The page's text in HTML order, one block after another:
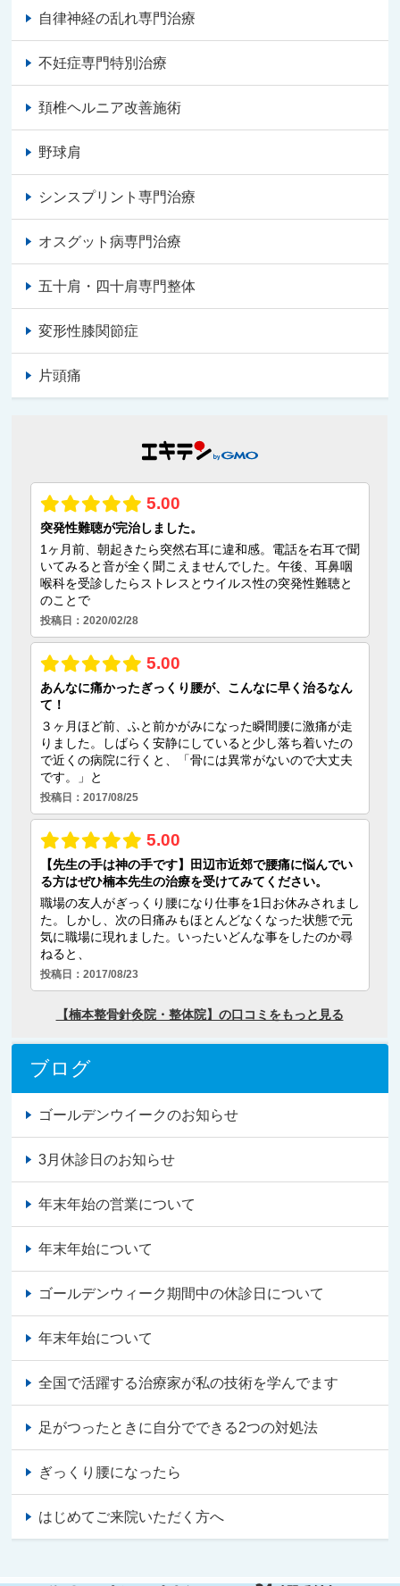
自律神経の乱れ専門治療
不妊症専門特別治療
頚椎ヘルニア改善施術
野球肩
シンスプリント専門治療
オスグット病専門治療
五十肩・四十肩専門整体
変形性膝関節症
片頭痛
ブログ
ゴールデンウイークのお知らせ
3月休診日のお知らせ
年末年始の営業について
年末年始について
ゴールデンウィーク期間中の休診日について
年末年始について
全国で活躍する治療家が私の技術を学んでます
足がつったときに自分でできる2つの対処法
ぎっくり腰になったら
はじめてご来院いただく方へ